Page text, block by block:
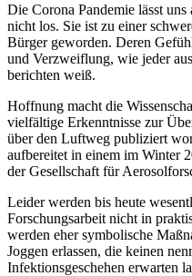
Die Corona Pandemie lässt
nicht los. Sie ist zu einer
Bürger geworden. Deren
und Verzweiflung, wie jeder
berichten weiß.
Hoffnung macht die
vielfältige Erkenntnisse zur
über den Luftweg publiziert
aufbereitet in einem im Winter
der Gesellschaft für
Leider werden bis heute
Forschungsarbeit nicht in
werden eher symbolische
Joggen erlassen, die keinen
Infektionsgeschehen erwarten